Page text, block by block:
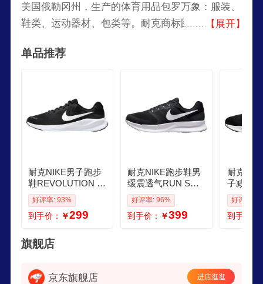
美国俄勒冈州，生产的体育用品包罗万象：服装、
鞋类、运动器材、包类等。耐克商标图案是个小钩
献上最好的产品视为光荣的任务。耐克的语言就是
【展开】
单品推荐
耐克NIKE男子跑步
鞋REVOLUTION 7
运动鞋FB2207001
黑白44
好评率: 93%
到手价： ￥299
耐克NIKE跑步鞋男
缓震透气RUN SWI
FT 3运动鞋DR2695
002黑白425
好评率: 96%
到手价： ￥399
耐克
子减震
动鞋
2
好评率:
到手价：
旗舰店
京东旗舰店 进店逛逛